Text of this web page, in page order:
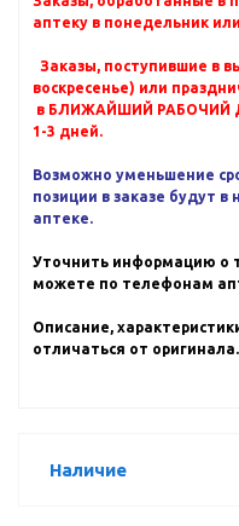
аптеку в понедельник
Заказы, поступившие в
воскресенье) или
в БЛИЖАЙШИЙ РАБОЧИЙ
1-3 дней.
Возможно уменьшение
позиции в заказе будут
аптеке.
Уточнить информацию о
можете по телефонам
Описание,
отличаться от оригинала.
Наличие